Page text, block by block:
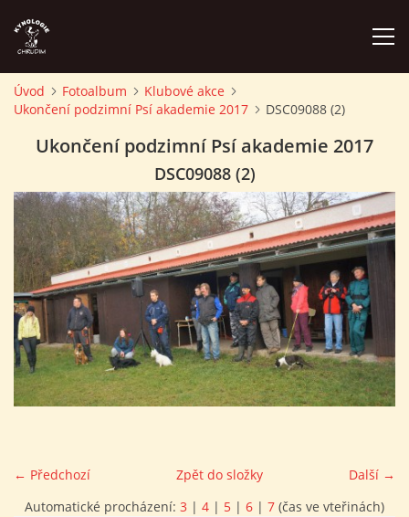
ÚVOD
ZÁVODY A PROPOZICE
PSÍ AKADEMIE
PŘÍSPĚVKY A POPLATKY
KONTAKTY KK
PROVOZNÍ ŘÁD
Úvod Fotoalbum
Klubové akce
Ukončení podzimní Psí akademie 2017
DSC09088 (2)
Ukončení podzimní Psí akademie 2017
DSC09088 (2)
← Předchozí Další →
Zpět do složky
Automatické procházení: 3 | 4 | 5 | 6 | 7 (čas ve vteřinách)